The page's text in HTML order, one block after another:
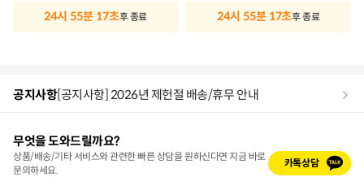
24시 55분 17초후 종료 24시 55분 17초후 종료
공지사항[공지사항] 2026년 제헌절 배송/휴무 안내
무엇을 도와드릴까요?
상품/배송/기타 서비스와 관련한 빠른 상담을 원하신다면 지금 바로
문의하세요.
카톡상담